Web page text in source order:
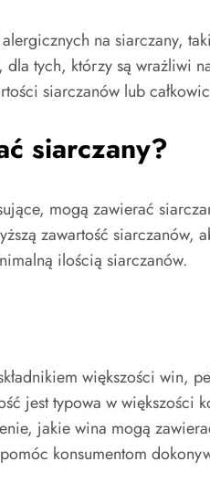
na siarczany,
tych, którzy są wrażliwi
siarczanów lub
siarczany?
mogą zawierać
zawartość siarczanów,
ilością siarczanów.
większości
jest typowa w
jakie wina mogą
konsumentom